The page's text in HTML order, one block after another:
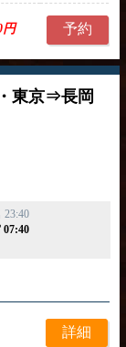
円 予約
東京⇒長岡
07:40
詳細